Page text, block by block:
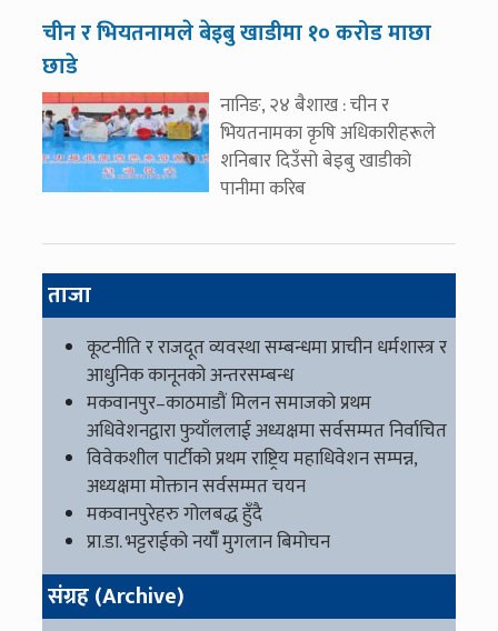
चीन र भियतनामले बेइबु खाडीमा १० करोड माछा
छाडे
नानिङ, २४ बैशाख : चीन र
भियतनामका कृषि अधिकारीहरूले
शनिबार दिउँसो बेइबु खाडीको
पानीमा करिब
ताजा
कूटनीति र राजदूत व्यवस्था सम्बन्धमा प्राचीन धर्मशास्त्र र
आधुनिक कानूनको अन्तरसम्बन्ध
मकवानपुर–काठमाडौं मिलन समाजको प्रथम
अधिवेशनद्वारा फुयाँललाई अध्यक्षमा सर्वसम्मत निर्वाचित
विवेकशील पार्टीको प्रथम राष्ट्रिय महाधिवेशन सम्पन्न,
अध्यक्षमा मोक्तान सर्वसम्मत चयन
मकवानपुरेहरु गोलबद्ध हुँदै
प्रा.डा. भट्टराईको नयाँँ मुगलान बिमोचन
संग्रह (Archive)